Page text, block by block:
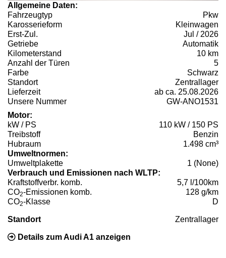
Allgemeine Daten:
Fahrzeugtyp
Pkw
Karosserieform
Kleinwagen
Erst-Zul.
Jul / 2026
Getriebe
Automatik
Kilometerstand
10 km
Anzahl der Türen
5
Farbe
Schwarz
Standort
Zentrallager
Lieferzeit
ab ca. 25.08.2026
Unsere Nummer
GW-ANO1531
Motor:
kW / PS
110 kW / 150 PS
Treibstoff
Benzin
Hubraum
1.498 cm³
Umweltnormen:
Umweltplakette
1 (None)
Verbrauch und Emissionen nach WLTP:
Kraftstoffverbr. komb.
5,7 l/100km
CO2-Emissionen komb.
128 g/km
CO2-Klasse D
Standort Zentrallager
Details zum Audi A1 anzeigen